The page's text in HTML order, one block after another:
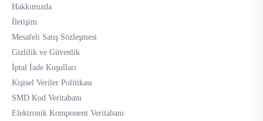
Hakkımızda
İletişim
Mesafeli Satış Sözleşmesi
Gizlilik ve Güvenlik
İptal İade Koşulları
Kişisel Veriler Politikası
SMD Kod Veritabanı
Elektronik Komponent Veritabanı